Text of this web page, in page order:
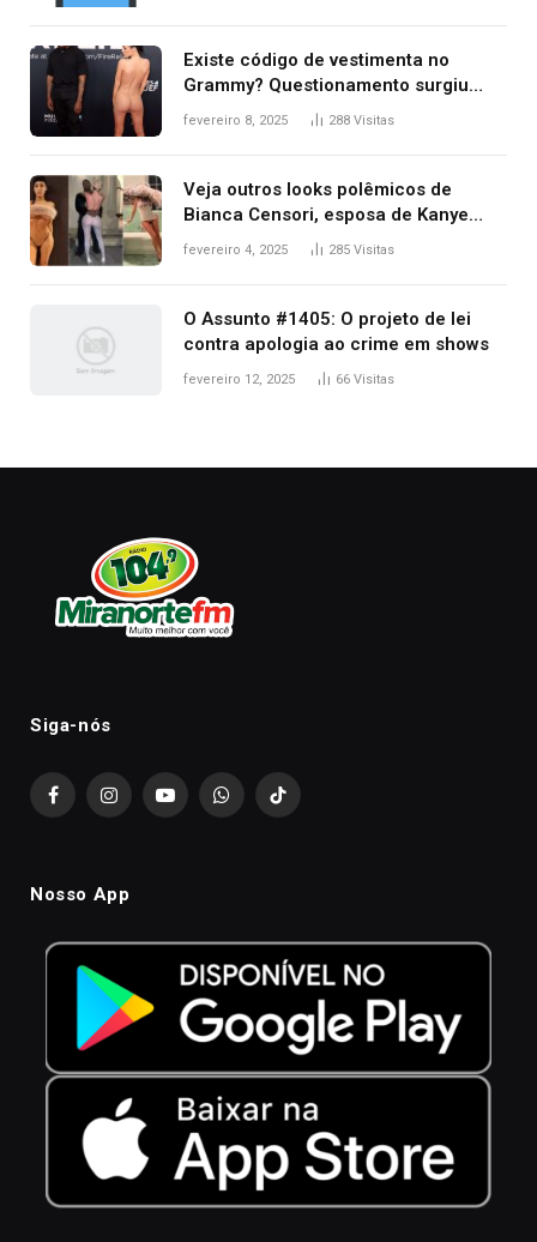
Existe código de vestimenta no
Grammy? Questionamento surgiu
após Bianca Censori, mulher de
fevereiro 8, 2025 288 Visitas
Veja outros looks polêmicos de
Bianca Censori, esposa de Kanye
West que apareceu nua no Grammy
fevereiro 4, 2025 285 Visitas
O Assunto #1405: O projeto de lei
contra apologia ao crime em shows
fevereiro 12, 2025 66 Visitas
Siga-nós
FacebookInstagramYouTubeWhatsAppTikTok
Nosso App